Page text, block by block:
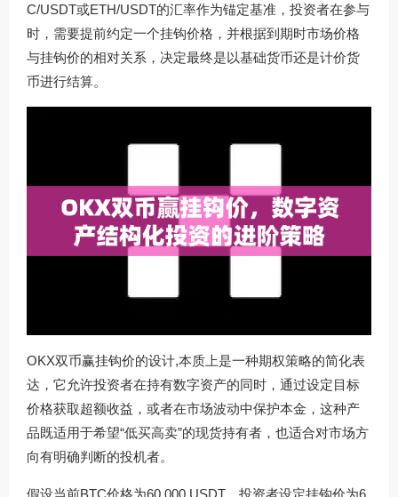
C/USDT或ETH/USDT的汇率作为锚定基准，投资者在参与
时，需要提前约定一个挂钩价格，并根据到期时市场价格
与挂钩价的相对关系，决定最终是以基础货币还是计价货
币进行结算。
OKX双币赢挂钩价的设计,本质上是一种期权策略的简化表
达，它允许投资者在持有数字资产的同时，通过设定目标
价格获取超额收益，或者在市场波动中保护本金，这种产
品既适用于希望“低买高卖”的现货持有者，也适合对市场方
向有明确判断的投机者。